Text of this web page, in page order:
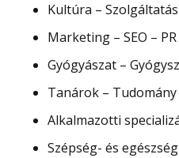
Kultúra –
Marketing – SEO – PR
Gyógyászat –
Tanárok –
Alkalmazotti
Szépség- és